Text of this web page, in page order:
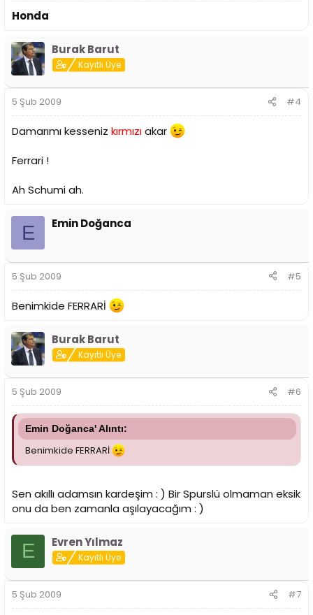
Honda
Burak Barut
Kayıtlı Üye
5 Şub 2009 #4
Damarımı kesseniz kırmızıakar
Ferrari !
Ah Schumi ah.
E Emin Doğanca
5 Şub 2009 #5
Benimkide FERRARİ
Burak Barut
Kayıtlı Üye
5 Şub 2009 #6
Emin Doğanca' Alıntı:
Benimkide FERRARİ
Sen akıllı adamsın kardeşim : ) Bir Spurslü olmaman eksik
onu da ben zamanla aşılayacağım : )
E Evren Yılmaz
Kayıtlı Üye
5 Şub 2009 #7